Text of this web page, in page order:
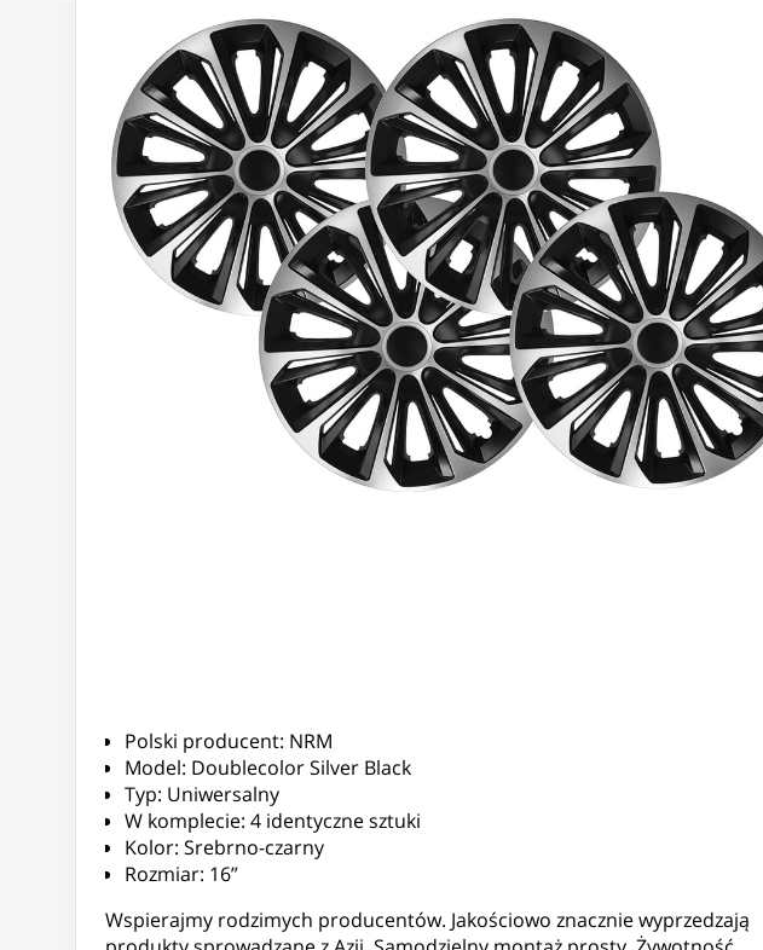
Polski producent: NRM
Model: Doublecolor Silver Black
Typ: Uniwersalny
W komplecie: 4 identyczne sztuki
Kolor: Srebrno-czarny
Rozmiar: 16”
Wspierajmy rodzimych producentów. Jakościowo znacznie wyprzedzają